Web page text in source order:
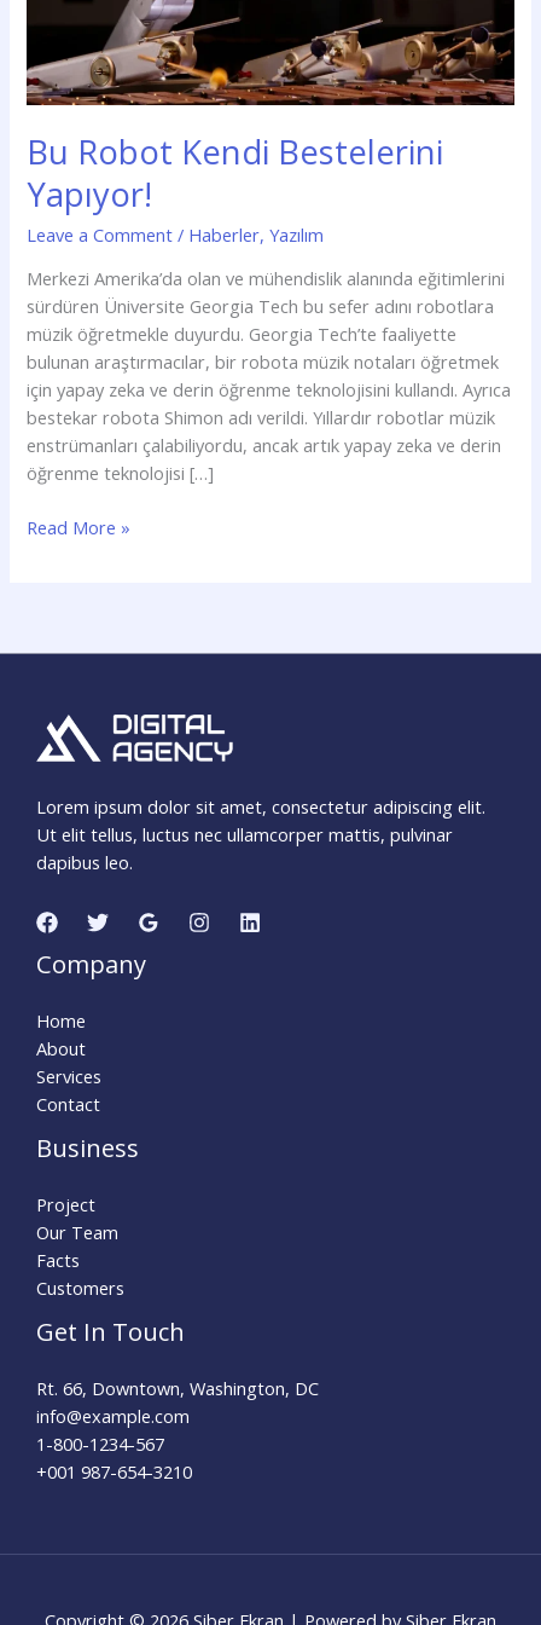
Bu Robot Kendi Bestelerini
Yapıyor!
Leave a Comment / Haberler,Yazılım
Merkezi Amerika’da olan ve mühendislik alanında eğitimlerini
sürdüren Üniversite Georgia Tech bu sefer adını robotlara
müzik öğretmekle duyurdu. Georgia Tech’te faaliyette
bulunan araştırmacılar, bir robota müzik notaları öğretmek
için yapay zeka ve derin öğrenme teknolojisini kullandı. Ayrıca
bestekar robota Shimon adı verildi. Yıllardır robotlar müzik
enstrümanları çalabiliyordu, ancak artık yapay zeka ve derin
öğrenme teknolojisi […]
Read More »
Lorem ipsum dolor sit amet, consectetur adipiscing elit.
Ut elit tellus, luctus nec ullamcorper mattis, pulvinar
dapibus leo.
Company
Home
About
Services
Contact
Business
Project
Our Team
Facts
Customers
Get In Touch
Rt. 66, Downtown, Washington, DC
info@example.com​
1-800-1234-567
+001 987-654-3210